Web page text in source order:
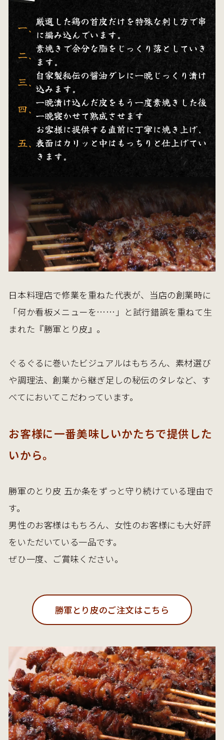
一、厳選した鶏の首皮だけを特殊な刺し方で串
に編み込んでいます。
二、素焼きで余分な脂をじっくり落としていき
ます。
三、自家製秘伝の醤油ダレに一晩じっくり漬け
込みます。
四、 一晩漬け込んだ皮をもう一度素焼きした後
一晩寝かせて熟成させます
五、
お客様に提供する直前に丁寧に焼き上げ、
表面はカリッと中はもっちりと仕上げてい
きます。
日本料理店で修業を重ねた代表が、当店の創業時に
「何か看板メニューを……」と試行錯誤を重ねて生
まれた『勝軍とり皮』。
ぐるぐるに巻いたビジュアルはもちろん、素材選び
や調理法、創業から継ぎ足しの秘伝のタレなど、す
べてにおいてこだわっています。
お客様に一番美味しいかたちで提供した
いから。
勝軍のとり皮 五か条をずっと守り続けている理由で
す。
男性のお客様はもちろん、女性のお客様にも大好評
をいただいている一品です。
ぜひ一度、ご賞味ください。
勝軍とり皮のご注文はこちら